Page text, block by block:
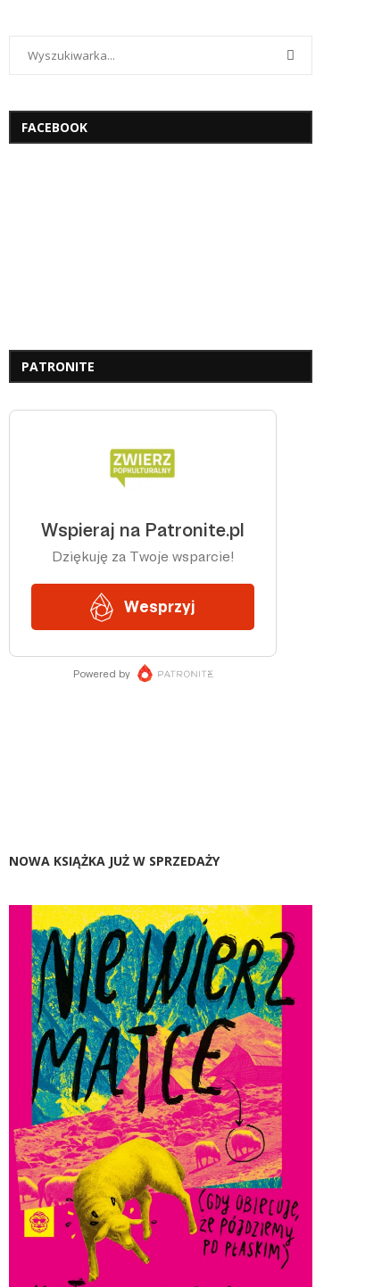
FACEBOOK
PATRONITE
NOWA KSIĄŻKA JUŻ W SPRZEDAŻY